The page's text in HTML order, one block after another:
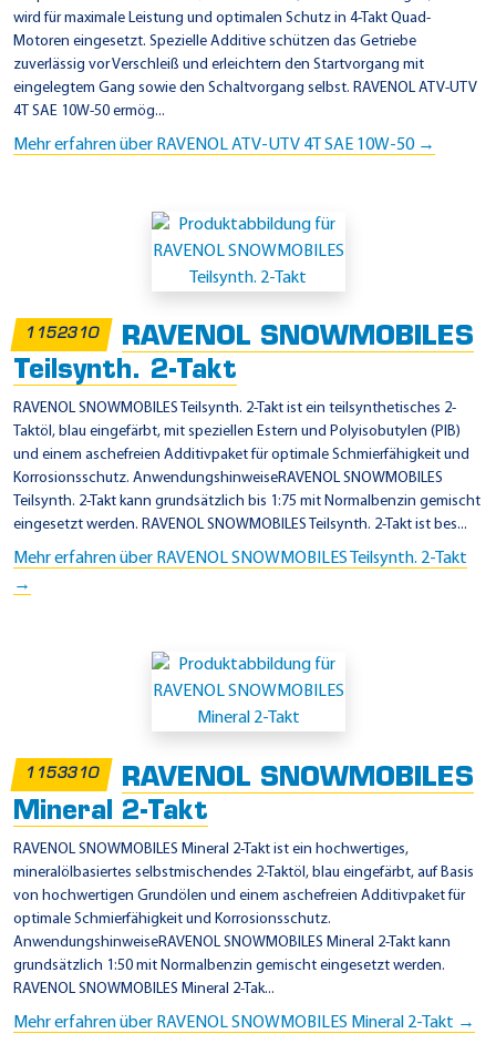
wird für maximale Leistung und optimalen Schutz in 4-Takt Quad-
Motoren eingesetzt. Spezielle Additive schützen das Getriebe
zuverlässig vor Verschleiß und erleichtern den Startvorgang mit
eingelegtem Gang sowie den Schaltvorgang selbst. RAVENOL ATV-UTV
4T SAE 10W-50 ermög...
Mehr erfahren über RAVENOL ATV-UTV 4T SAE 10W-50 →
1152310
RAVENOL SNOWMOBILES
Teilsynth. 2-Takt
RAVENOL SNOWMOBILES Teilsynth. 2-Takt ist ein teilsynthetisches 2-
Taktöl, blau eingefärbt, mit speziellen Estern und Polyisobutylen (PIB)
und einem aschefreien Additivpaket für optimale Schmierfähigkeit und
Korrosionsschutz. AnwendungshinweiseRAVENOL SNOWMOBILES
Teilsynth. 2-Takt kann grundsätzlich bis 1:75 mit Normalbenzin gemischt
eingesetzt werden. RAVENOL SNOWMOBILES Teilsynth. 2-Takt ist bes...
Mehr erfahren über RAVENOL SNOWMOBILES Teilsynth. 2-Takt
→
1153310
RAVENOL SNOWMOBILES
Mineral 2-Takt
RAVENOL SNOWMOBILES Mineral 2-Takt ist ein hochwertiges,
mineralölbasiertes selbstmischendes 2-Taktöl, blau eingefärbt, auf Basis
von hochwertigen Grundölen und einem aschefreien Additivpaket für
optimale Schmierfähigkeit und Korrosionsschutz.
AnwendungshinweiseRAVENOL SNOWMOBILES Mineral 2-Takt kann
grundsätzlich 1:50 mit Normalbenzin gemischt eingesetzt werden.
RAVENOL SNOWMOBILES Mineral 2-Tak...
Mehr erfahren über RAVENOL SNOWMOBILES Mineral 2-Takt →